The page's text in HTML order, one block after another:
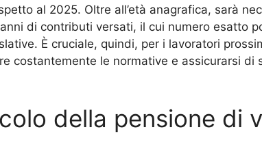
al 2025. Oltre all’età anagrafica, sarà
di contributi versati, il cui numero esatto
È cruciale, quindi, per i lavoratori
costantemente le normative e assicurarsi di
della pensione di